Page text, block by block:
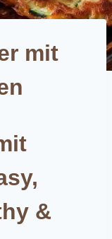
mit
&